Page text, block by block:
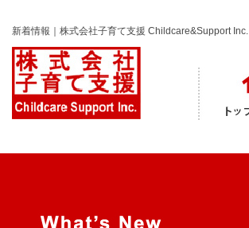
新着情報｜株式会社子育て支援 Childcare&Support Inc.